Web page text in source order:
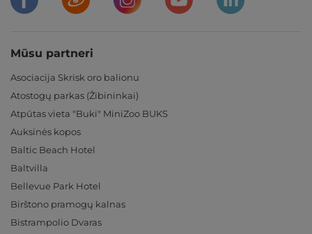
Mūsu partneri
Asociacija Skrisk oro balionu
Atostogų parkas (Žibininkai)
Atpūtas vieta "Buki" MiniZoo BUKS
Auksinės kopos
Baltic Beach Hotel
Baltvilla
Bellevue Park Hotel
Birštono pramogų kalnas
Bistrampolio Dvaras